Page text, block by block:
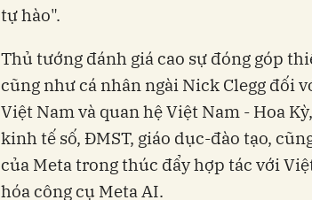
tự hào".
Thủ tướng đánh giá cao sự đóng góp
cũng như cá nhân ngài Nick Clegg đối
Việt Nam và quan hệ Việt Nam - Hoa
kinh tế số, ĐMST, giáo dục-đào tạo,
của Meta trong thúc đẩy hợp tác với
hóa công cụ Meta AI.